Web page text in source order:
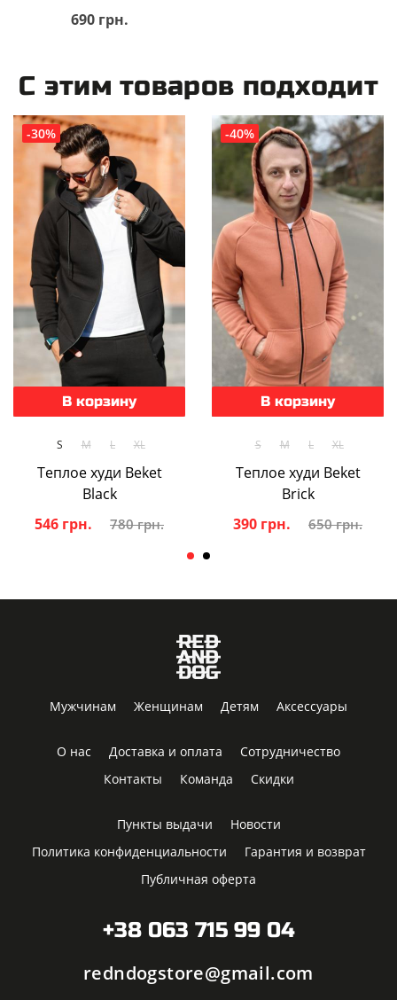
690 грн.
С этим товаров подходит
-30%
В корзину
S M L XL
Теплое худи Beket
Black
546 грн.
780 грн.
-40%
В корзину
S M L XL
Теплое худи Beket
Brick
390 грн.
650 грн.
Мужчинам Женщинам Детям Аксессуары
О нас Доставка и оплата
Сотрудничество
Контакты
Команда Скидки
Пункты выдачи
Новости
Политика конфиденциальности
Гарантия и возврат
Публичная оферта
+38 063 715 99 04
redndogstore@gmail.com